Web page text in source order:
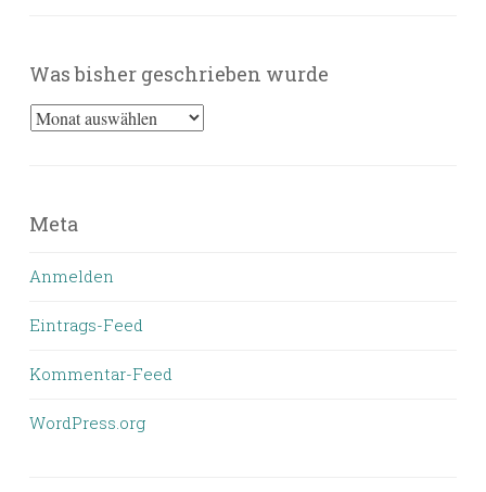
Was bisher geschrieben wurde
Was
wurde
Meta
Anmelden
Eintrags-Feed
Kommentar-Feed
WordPress.org